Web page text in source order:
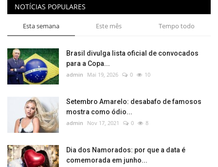
NOTÍCIAS POPULARES
Esta semana Este mês Tempo todo
Brasil divulga lista oficial de convocados
para a Copa...
admin Mai 19, 2026 0 10
Setembro Amarelo: desabafo de famosos
mostra como ódio...
admin Nov 17, 2021 0 8
Dia dos Namorados: por que a data é
comemorada em junho...